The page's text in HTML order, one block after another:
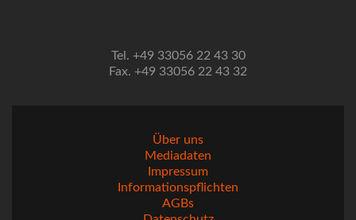
Tel. +49 33056 22 43 30
Fax. +49 33056 22 43 32
Über uns
Mediadaten
Impressum
Informationspflichten
AGBs